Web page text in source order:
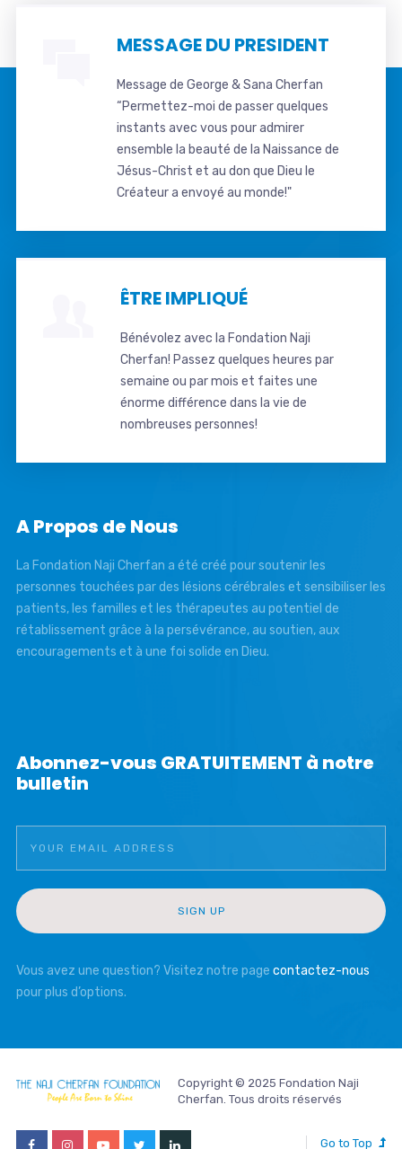
MESSAGE DU PRESIDENT
Message de George & Sana Cherfan
“Permettez-moi de passer quelques
instants avec vous pour admirer
ensemble la beauté de la Naissance de
Jésus-Christ et au don que Dieu le
Créateur a envoyé au monde!"
ÊTRE IMPLIQUÉ
Bénévolez avec la Fondation Naji
Cherfan! Passez quelques heures par
semaine ou par mois et faites une
énorme différence dans la vie de
nombreuses personnes!
A Propos de Nous
La Fondation Naji Cherfan a été créé pour soutenir les
personnes touchées par des lésions cérébrales et sensibiliser les
patients, les familles et les thérapeutes au potentiel de
rétablissement grâce à la persévérance, au soutien, aux
encouragements et à une foi solide en Dieu.
Abonnez-vous GRATUITEMENT à notre
bulletin
Vous avez une question? Visitez notre page contactez-nous
pour plus d’options.
Copyright © 2025 Fondation Naji
Cherfan. Tous droits réservés
Go to Top